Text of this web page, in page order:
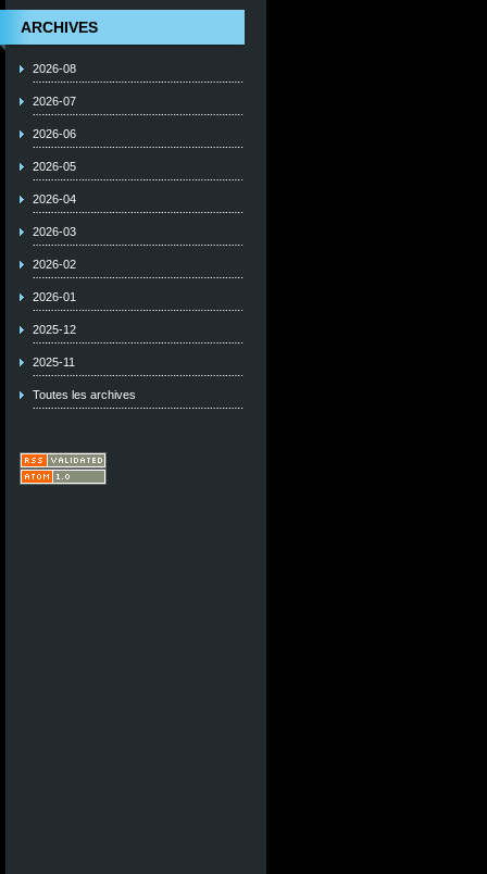
ARCHIVES
2026-08
2026-07
2026-06
2026-05
2026-04
2026-03
2026-02
2026-01
2025-12
2025-11
Toutes les archives